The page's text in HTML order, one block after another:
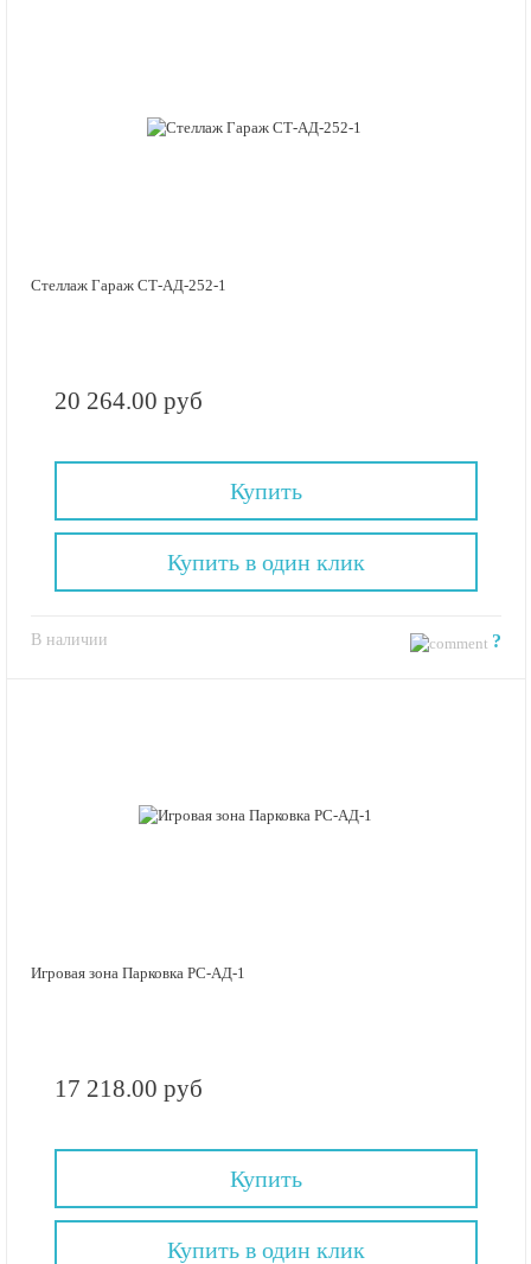
Стеллаж Гараж СТ-АД-252-1
20 264.00 руб
Купить
В наличии ?
Купить в один клик
Игровая зона Парковка РС-АД-1
17 218.00 руб
Купить
Купить в один клик